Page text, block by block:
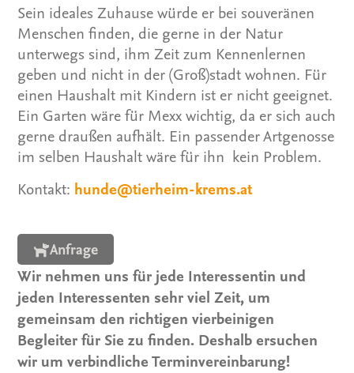
Sein ideales Zuhause würde er bei souveränen
Menschen finden, die gerne in der Natur
unterwegs sind, ihm Zeit zum Kennenlernen
geben und nicht in der (Groß)stadt wohnen. Für
einen Haushalt mit Kindern ist er nicht geeignet.
Ein Garten wäre für Mexx wichtig, da er sich auch
gerne draußen aufhält. Ein passender Artgenosse
im selben Haushalt wäre für ihn kein Problem.
Kontakt: hunde@tierheim-krems.at
Anfrage
Wir nehmen uns für jede Interessentin und
jeden Interessenten sehr viel Zeit, um
gemeinsam den richtigen vierbeinigen
Begleiter für Sie zu finden. Deshalb ersuchen
wir um verbindliche Terminvereinbarung!